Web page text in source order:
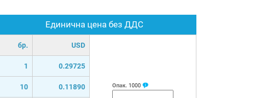
Единична цена без ДДС
бр. USD
1 0.29725
10 0.11890 Опак. 1000